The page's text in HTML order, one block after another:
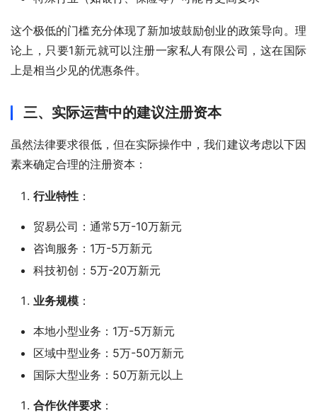
这个极低的门槛充分体现了新加坡鼓励创业的政策导向。理
论上，只要1新元就可以注册一家私人有限公司，这在国际
上是相当少见的优惠条件。
三、实际运营中的建议注册资本
虽然法律要求很低，但在实际操作中，我们建议考虑以下因
素来确定合理的注册资本：
行业特性 ：
贸易公司：通常5万-10万新元
咨询服务：1万-5万新元
科技初创：5万-20万新元
业务规模 ：
本地小型业务：1万-5万新元
区域中型业务：5万-50万新元
国际大型业务：50万新元以上
合作伙伴要求 ：